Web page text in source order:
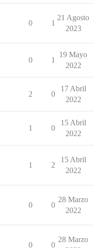
0 1
21 Agosto
2023
0 1
19 Mayo
2022
2 0
17 Abril
2022
1 0
15 Abril
2022
1 2
15 Abril
2022
0 0
28 Marzo
2022
0 0
28 Marzo